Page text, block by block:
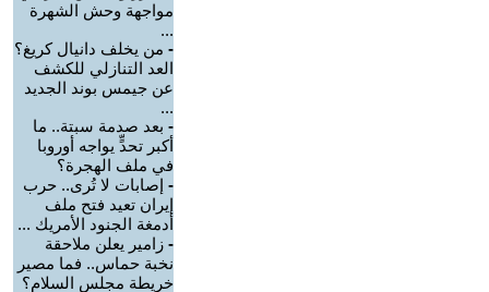
مواجهة وحش الشهرة
...
- من يخلف دانيال كريغ؟
العد التنازلي للكشف
عن جيمس بوند الجديد
...
- بعد صدمة سبتة.. ما
أكبر تحدٍّ يواجه أوروبا
في ملف الهجرة؟
- إصابات لا تُرى.. حرب
إيران تعيد فتح ملف
أدمغة الجنود الأمريك ...
- زامير يعلن ملاحقة
نخبة حماس.. فما مصير
خريطة مجلس السلام؟